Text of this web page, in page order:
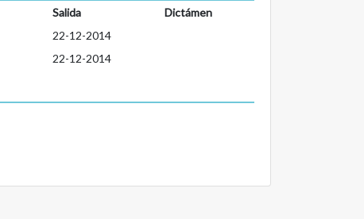
Salida
Dictámen
22-12-2014
22-12-2014